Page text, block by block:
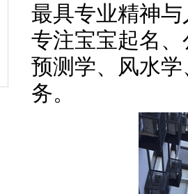
最具专业精神
专注宝宝起名
预测学、风水
务。